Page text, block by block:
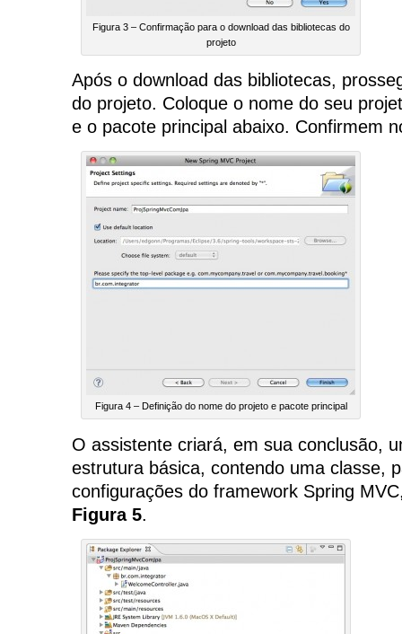
Figura 3 – Confirmação para o download das bibliotecas do
projeto
Após o download das bibliotecas,
do projeto. Coloque o nome do seu
e o pacote principal abaixo. Confirmem
Figura 4 – Definição do nome do projeto e pacote principal
O assistente criará, em sua conclusão,
estrutura básica, contendo uma classe,
configurações do framework Spring
Figura 5.